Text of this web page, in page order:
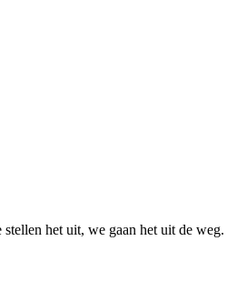
het uit, we gaan het uit de